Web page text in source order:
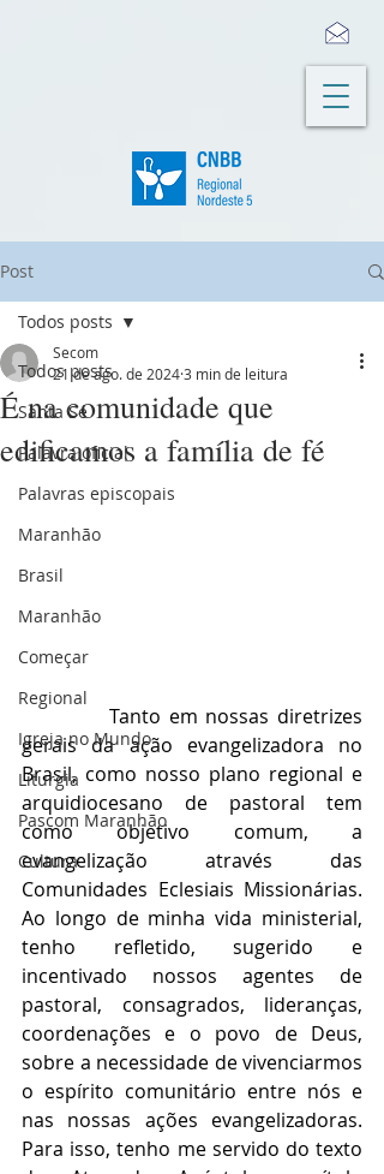
Post
Todos posts
Santa Sé
Palavra oficial
Palavras episcopais
Maranhão
Brasil
Maranhão
Começar
Regional
Igreja no Mundo
Liturgia
Pascom Maranhão
Cultura
Todos posts
É na comunidade que
edificamos a família de fé
Secom
21 de ago. de 20243 min de leitura
Tanto em nossas diretrizes
gerais da ação evangelizadora no
Brasil, como nosso plano regional e
arquidiocesano de pastoral tem
como objetivo comum, a
evangelização através das
Comunidades Eclesiais Missionárias.
Ao longo de minha vida ministerial,
tenho refletido, sugerido e
incentivado nossos agentes de
pastoral, consagrados, lideranças,
coordenações e o povo de Deus,
sobre a necessidade de vivenciarmos
o espírito comunitário entre nós e
nas nossas ações evangelizadoras.
Para isso, tenho me servido do texto